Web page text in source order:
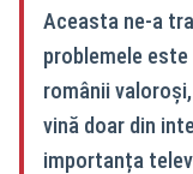
Aceasta ne-a
problemele
românii
vină doar din
importanța